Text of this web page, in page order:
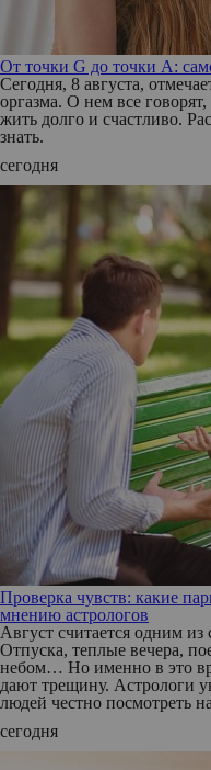
От точки G до точки A:
Сегодня, 8 августа,
оргазма. О нем все
жить долго и счастливо.
знать.
сегодня
Проверка чувств: какие
мнению астрологов
Август считается одним
Отпуска, теплые вечера,
небом… Но именно в это
дают трещину. Астрологи
людей честно посмотреть
сегодня